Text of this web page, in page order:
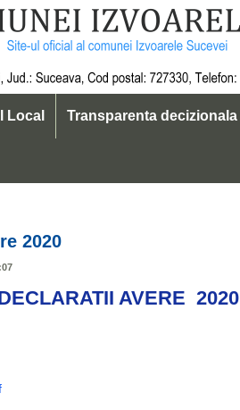
Local Transparenta decizionala
2020
AVERE 2020